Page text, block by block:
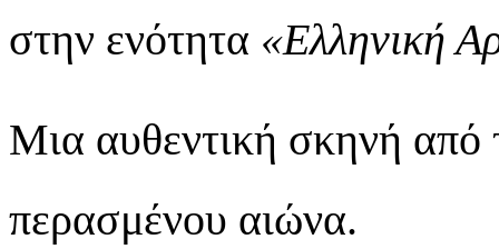
στην ενότητα «Ελληνική
Μια αυθεντική σκηνή από
περασμένου αιώνα.